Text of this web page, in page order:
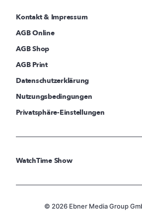
Kontakt & Impressum
AGB Online
AGB Shop
AGB Print
Datenschutzerklärung
Nutzungsbedingungen
Privatsphäre-Einstellungen
WatchTime Show
© 2026 Ebner Media Group